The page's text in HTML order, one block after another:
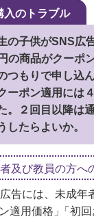
入のトラブル
の子供がSNS広
の商品がクーポ
つもりで申し込
ーポン適用には
。２回目以降は
したらよいか。
及び教員の方へ
告には、未成年
適用価格」 「 初